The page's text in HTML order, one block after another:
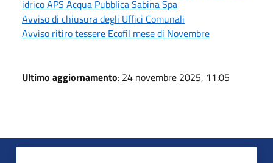
idrico APS Acqua Pubblica Sabina Spa
Avviso di chiusura degli Uffici Comunali
Avviso ritiro tessere Ecofil mese di Novembre
Ultimo aggiornamento: 24 novembre 2025, 11:05